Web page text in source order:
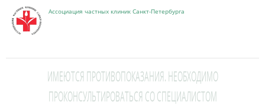
Ассоциация частных клиник Санкт-Петербурга
ИМЕЮТСЯ ПРОТИВОПОКАЗАНИЯ. НЕОБХОДИМО
ПРОКОНСУЛЬТИРОВАТЬСЯ СО СПЕЦИАЛИСТОМ